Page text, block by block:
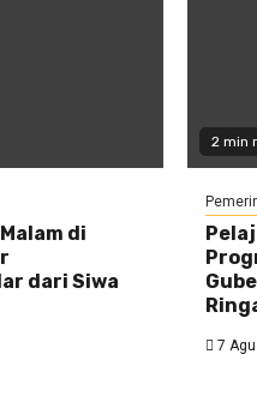
di
dari Siwa
2 min
7